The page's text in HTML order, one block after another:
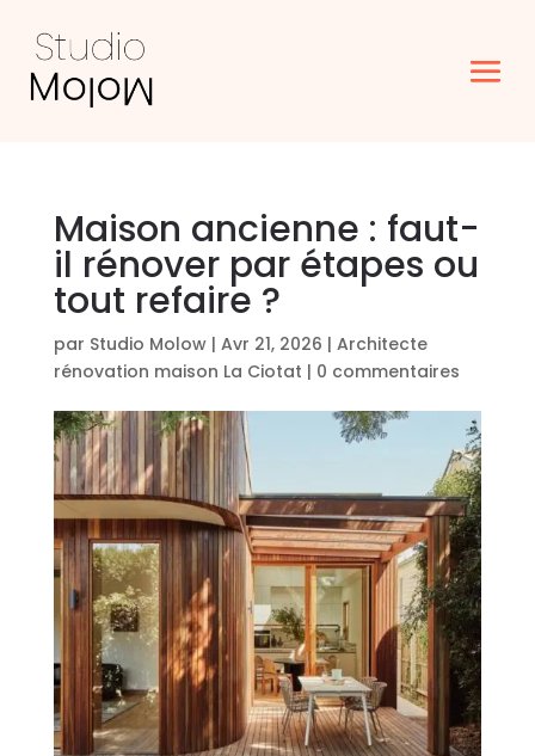
Maison ancienne : faut-
il rénover par étapes ou
tout refaire ?
par Studio Molow| Avr 21, 2026 | Architecte
rénovation maison La Ciotat | 0 commentaires